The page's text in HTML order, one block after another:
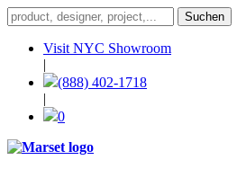
Visit NYC Showroom
|
(888) 402-1718
|
0